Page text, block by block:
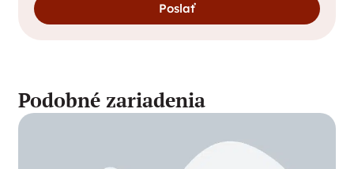
Poslať
Podobné zariadenia